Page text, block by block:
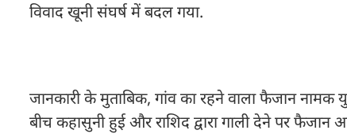
विवाद खूनी संघर्ष में बदल गया.
जानकारी के मुताबिक, गांव का रहने वाला फैजान
बीच कहासुनी हुई और राशिद द्वारा गाली देने पर